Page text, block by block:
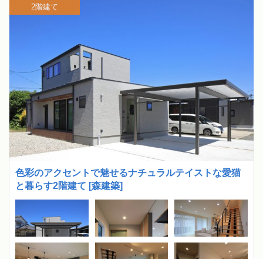
色彩のアクセントで魅せるナチュラルテイストな愛猫
と暮らす2階建て [森建築]
2階建て